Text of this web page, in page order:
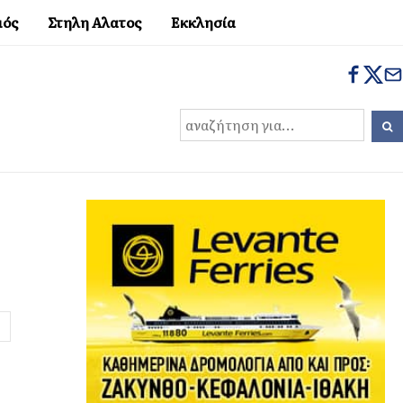
Στηλη Αλατος Εκκλησία